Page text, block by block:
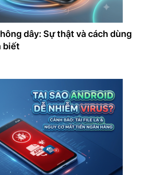
dây: Sự thật và cách dùng
biết